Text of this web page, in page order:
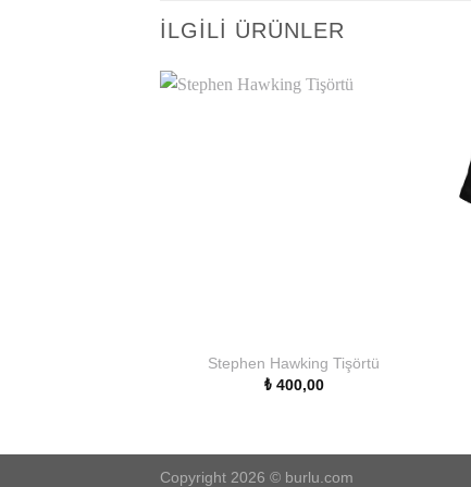
İLGILI ÜRÜNLER
Stephen Hawking Tişörtü
₺400,00
Copyright 2026 © burlu.com